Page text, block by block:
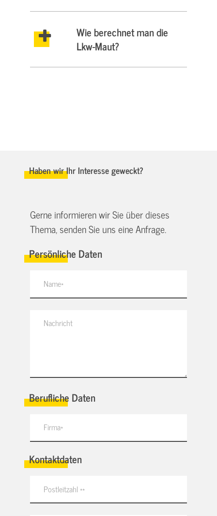
Wie berechnet man die
Lkw-Maut?
Haben wir Ihr Interesse geweckt?
Gerne informieren wir Sie über dieses
Thema, senden Sie uns eine Anfrage.
Persönliche Daten
Berufliche Daten
Kontaktdaten